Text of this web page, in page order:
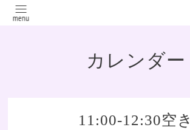
カレンダー
11:00-12:30空き